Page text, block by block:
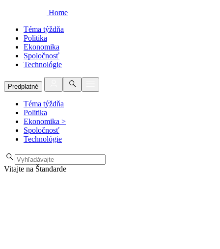
Home
Téma týždňa
Politika
Ekonomika
Spoločnosť
Technológie
Predplatné
Téma týždňa
Politika
Ekonomika >
Spoločnosť
Technológie
Vitajte na Štandarde